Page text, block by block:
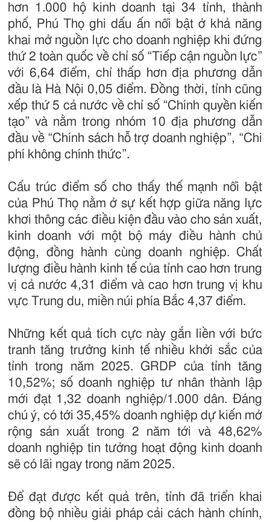
hơn 1.000 hộ kinh doanh tại 34 tỉnh, thành
phố, Phú Thọ ghi dấu ấn nổi bật ở khả năng
khai mở nguồn lực cho doanh nghiệp khi đứng
thứ 2 toàn quốc về chỉ số “Tiếp cận nguồn lực”
với 6,64 điểm, chỉ thấp hơn địa phương dẫn
đầu là Hà Nội 0,05 điểm. Đồng thời, tỉnh cũng
xếp thứ 5 cả nước về chỉ số “Chính quyền kiến
tạo” và nằm trong nhóm 10 địa phương dẫn
đầu về “Chính sách hỗ trợ doanh nghiệp”, “Chi
phí không chính thức”.
Cấu trúc điểm số cho thấy thế mạnh nổi bật
của Phú Thọ nằm ở sự kết hợp giữa năng lực
khơi thông các điều kiện đầu vào cho sản xuất,
kinh doanh với một bộ máy điều hành chủ
động, đồng hành cùng doanh nghiệp. Chất
lượng điều hành kinh tế của tỉnh cao hơn trung
vị cả nước 4,31 điểm và cao hơn trung vị khu
vực Trung du, miền núi phía Bắc 4,37 điểm.
Những kết quả tích cực này gắn liền với bức
tranh tăng trưởng kinh tế nhiều khởi sắc của
tỉnh trong năm 2025. GRDP của tỉnh tăng
10,52%; số doanh nghiệp tư nhân thành lập
mới đạt 1,32 doanh nghiệp/1.000 dân. Đáng
chú ý, có tới 35,45% doanh nghiệp dự kiến mở
rộng sản xuất trong 2 năm tới và 48,62%
doanh nghiệp tin tưởng hoạt động kinh doanh
sẽ có lãi ngay trong năm 2025.
Để đạt được kết quả trên, tỉnh đã triển khai
đồng bộ nhiều giải pháp cải cách hành chính,